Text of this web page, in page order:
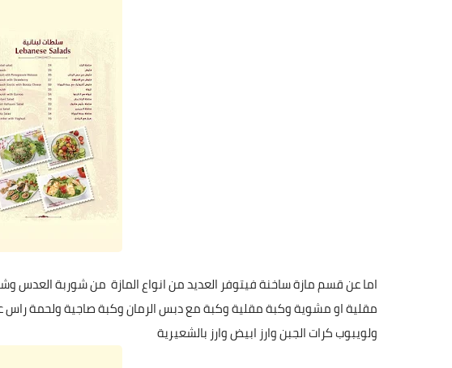
اما عن قسم مازة ساخنة فيتوفر العديد من انواع المازة من شوربة العدس
مقلية او مشوية وكبة مقلية وكبة مع دبس الرمان وكبة صاجية ولحمة
ولويبوب كرات الجبن وارز ابيض وارز بالشعيرية